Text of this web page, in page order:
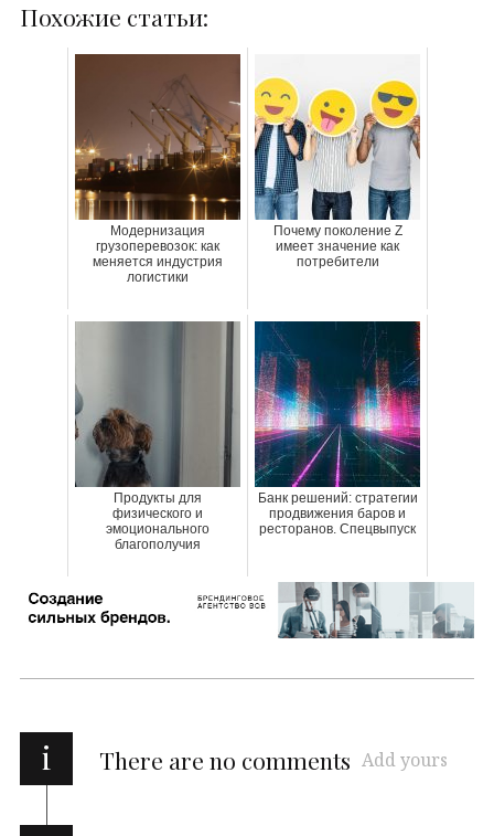
Похожие статьи:
Модернизация
грузоперевозок: как
меняется индустрия
логистики
Почему поколение Z
имеет значение как
потребители
Продукты для
физического и
эмоционального
благополучия
Банк решений: стратегии
продвижения баров и
ресторанов. Спецвыпуск
i There are no comments Add yours